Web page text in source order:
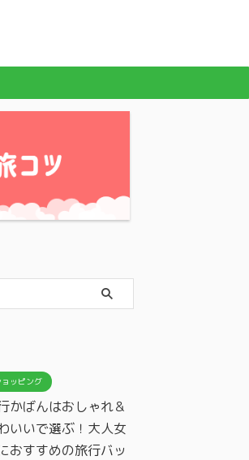
ョッピング
かばんはおしゃれ＆
いいで選ぶ！大人女
おすすめの旅行バッ